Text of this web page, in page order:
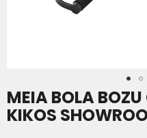
MEIA BOLA
KIKOS
Saltar
para
o